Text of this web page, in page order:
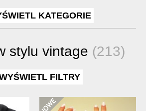
KATEGORIE
stylu vintage (213)
FILTRY